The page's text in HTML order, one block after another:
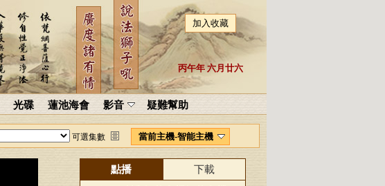
加入收藏
丙午年 六月廿六
光碟 蓮池海會 影音 疑難幫助
可選集數 當前主機-智能主機
點播 下載